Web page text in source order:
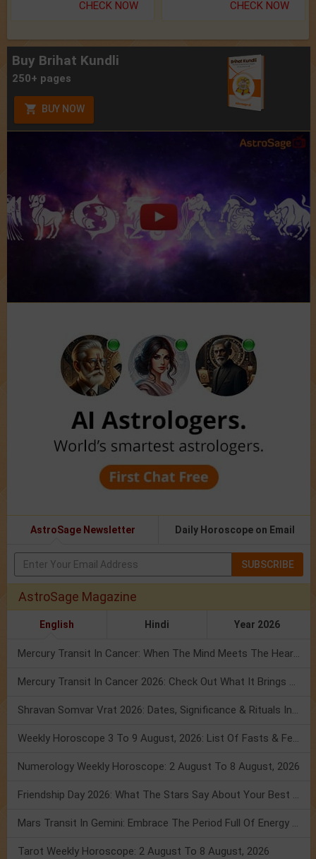
CHECK NOW CHECK NOW
Buy Brihat Kundli
250+ pages
BUY NOW
AstroSage Newsletter Daily Horoscope on Email
SUBSCRIBE
AstroSage Magazine
English Hindi Year 2026
Mercury Transit In Cancer: When The Mind Meets The Heart!
Mercury Transit In Cancer 2026: Check Out What It Brings For You
Shravan Somvar Vrat 2026: Dates, Significance & Rituals In August
Weekly Horoscope 3 To 9 August, 2026: List Of Fasts & Festivals
Numerology Weekly Horoscope: 2 August To 8 August, 2026
Friendship Day 2026: What The Stars Say About Your Best Friend!
Mars Transit In Gemini: Embrace The Period Full Of Energy & Intelligence
Tarot Weekly Horoscope: 2 August To 8 August, 2026